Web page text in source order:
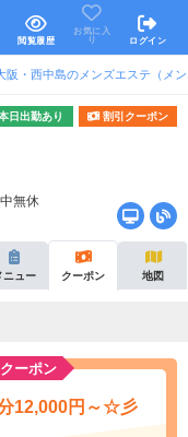
閲覧履歴
お気に入
り
ログイン
阪・西中島のメンズエステ（メ
日出勤あり 割引クーポン
無休
ニュー クーポン 地図
ーポン
12,000円～☆彡